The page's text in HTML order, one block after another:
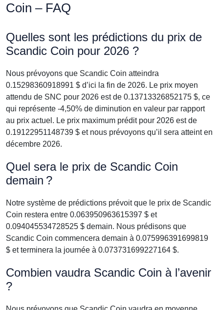
Coin – FAQ
Quelles sont les prédictions du prix de
Scandic Coin pour 2026 ?
Nous prévoyons que Scandic Coin atteindra
0.15298360918991 $ d’ici la fin de 2026. Le prix moyen
attendu de SNC pour 2026 est de 0.13713326852175 $, ce
qui représente -4,50% de diminution en valeur par rapport
au prix actuel. Le prix maximum prédit pour 2026 est de
0.19122951148739 $ et nous prévoyons qu’il sera atteint en
décembre 2026.
Quel sera le prix de Scandic Coin
demain ?
Notre système de prédictions prévoit que le prix de Scandic
Coin restera entre 0.063950963615397 $ et
0.094045534728525 $ demain. Nous prédisons que
Scandic Coin commencera demain à 0.075996391699819
$ et terminera la journée à 0.073731699227164 $.
Combien vaudra Scandic Coin à l’avenir
?